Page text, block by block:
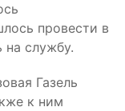
провести в
на службу.
Газель
к ним